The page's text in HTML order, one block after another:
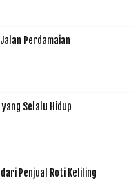
Perdamaian
Selalu Hidup
Penjual Roti Keliling